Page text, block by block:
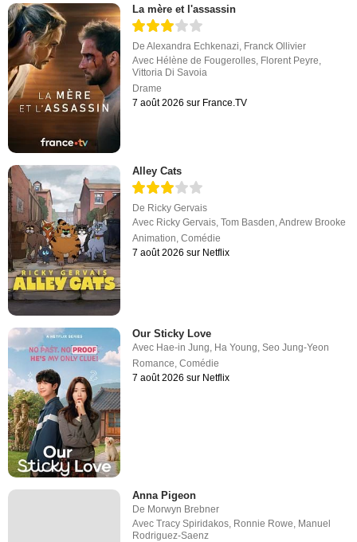
La mère et l'assassin
DeAlexandra Echkenazi, Franck Ollivier
Avec Hélène de Fougerolles, Florent Peyre,
Vittoria Di Savoia
Drame
7 août 2026 sur France.TV
Alley Cats
De Ricky Gervais
Avec Ricky Gervais,Tom Basden,Andrew Brooke
Animation,Comédie
7 août 2026 sur Netflix
Our Sticky Love
Avec Hae-in Jung Ha Young ,Seo Jung-Yeon
Romance ,Comédie
7 août 2026 sur Netflix
Anna Pigeon
De Morwyn Brebner
AvecTracy Spiridakos, Ronnie Rowe, Manuel
Rodriguez-Saenz